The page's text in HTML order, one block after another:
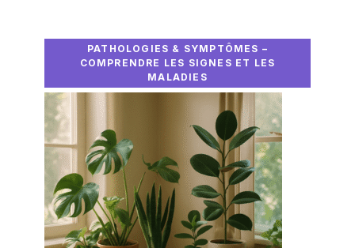
PATHOLOGIES & SYMPTÔMES –
COMPRENDRE LES SIGNES ET LES
MALADIES